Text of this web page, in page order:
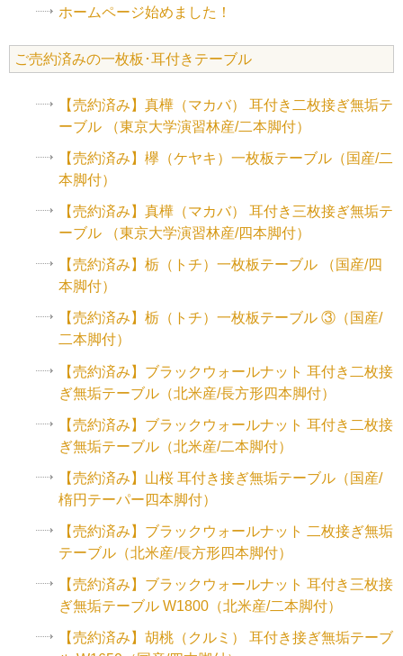
ホームページ始めました！
ご売約済みの一枚板･耳付きテーブル
【売約済み】真樺（マカバ） 耳付き二枚接ぎ無垢テ
ーブル （東京大学演習林産/二本脚付）
【売約済み】欅（ケヤキ）一枚板テーブル（国産/二
本脚付）
【売約済み】真樺（マカバ） 耳付き三枚接ぎ無垢テ
ーブル （東京大学演習林産/四本脚付）
【売約済み】栃（トチ）一枚板テーブル （国産/四
本脚付）
【売約済み】栃（トチ）一枚板テーブル ③（国産/
二本脚付）
【売約済み】ブラックウォールナット 耳付き二枚接
ぎ無垢テーブル（北米産/長方形四本脚付）
【売約済み】ブラックウォールナット 耳付き二枚接
ぎ無垢テーブル（北米産/二本脚付）
【売約済み】山桜 耳付き接ぎ無垢テーブル（国産/
楕円テーパー四本脚付）
【売約済み】ブラックウォールナット 二枚接ぎ無垢
テーブル（北米産/長方形四本脚付）
【売約済み】ブラックウォールナット 耳付き三枚接
ぎ無垢テーブル W1800（北米産/二本脚付）
【売約済み】胡桃（クルミ） 耳付き接ぎ無垢テーブ